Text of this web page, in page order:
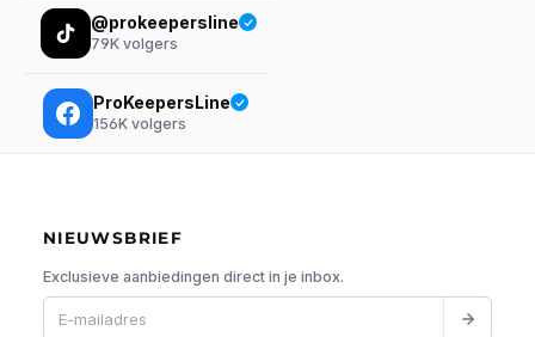
@prokeepersline
79K volgers
ProKeepersLine
156K volgers
NIEUWSBRIEF
Exclusieve aanbiedingen direct in je inbox.